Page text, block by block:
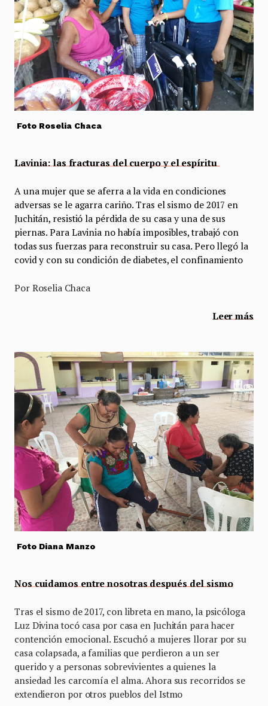
Foto Roselia Chaca
Lavinia: las fracturas del cuerpo y el espíritu
A una mujer que se aferra a la vida en condiciones
adversas se le agarra cariño. Tras el sismo de 2017 en
Juchitán, resistió la pérdida de su casa y una de sus
piernas. Para Lavinia no había imposibles, trabajó con
todas sus fuerzas para reconstruir su casa. Pero llegó la
covid y con su condición de diabetes, el confinamiento
Por Roselia Chaca
Leer más
Foto Diana Manzo
Nos cuidamos entre nosotras después del sismo
Tras el sismo de 2017, con libreta en mano, la psicóloga
Luz Divina tocó casa por casa en Juchitán para hacer
contención emocional. Escuchó a mujeres llorar por su
casa colapsada, a familias que perdieron a un ser
querido y a personas sobrevivientes a quienes la
ansiedad les carcomía el alma. Ahora sus recorridos se
extendieron por otros pueblos del Istmo